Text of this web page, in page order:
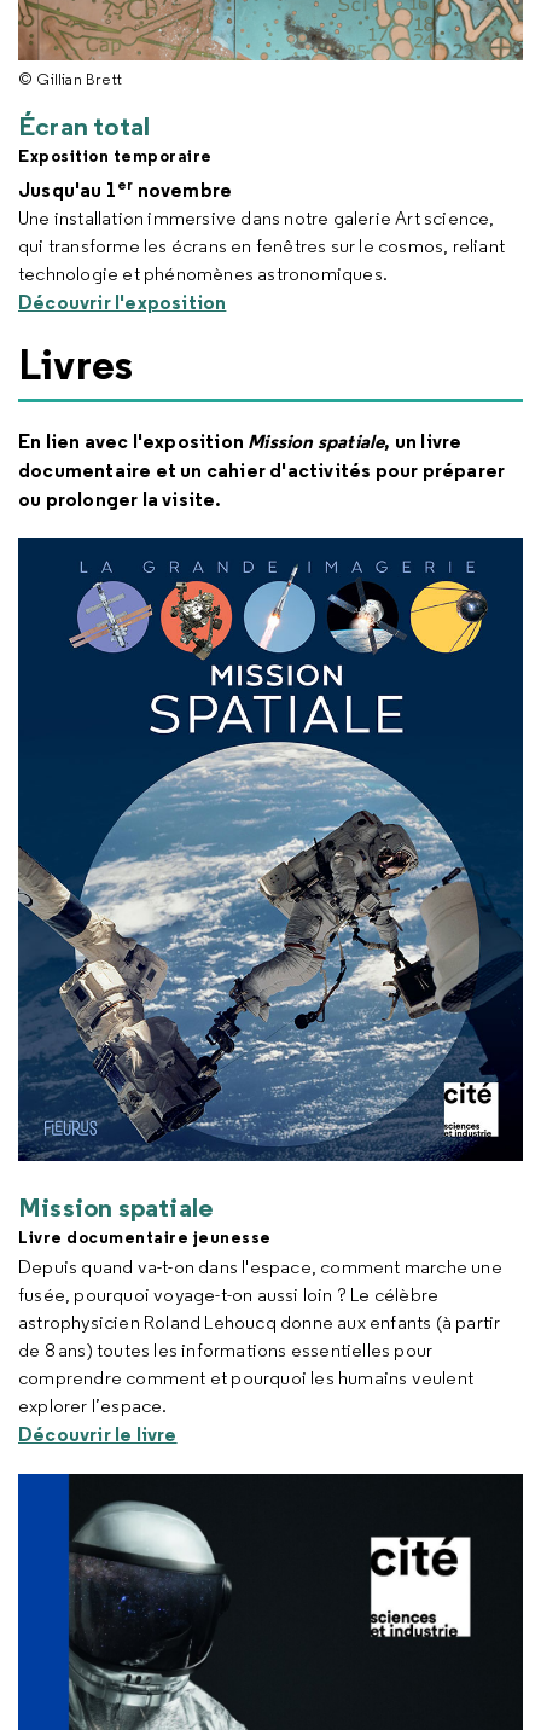
© Gillian Brett
Écran total
Exposition temporaire
Jusqu'au 1er novembre
Une installation immersive dans notre galerie Art science,
qui transforme les écrans en fenêtres sur le cosmos, reliant
technologie et phénomènes astronomiques.
Découvrir l'exposition
Livres
En lien avec l'exposition Mission spatiale, un livre
documentaire et un cahier d'activités pour préparer
ou prolonger la visite.
Mission spatiale
Livre documentaire jeunesse
Depuis quand va-t-on dans l'espace, comment marche une
fusée, pourquoi voyage-t-on aussi loin ? Le célèbre
astrophysicien Roland Lehoucq donne aux enfants (à partir
de 8 ans) toutes les informations essentielles pour
comprendre comment et pourquoi les humains veulent
explorer l’espace.
Découvrir le livre